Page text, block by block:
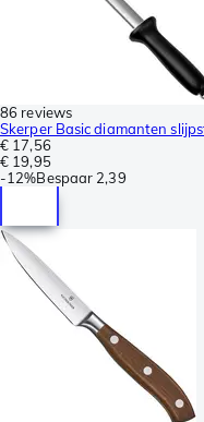
86 reviews
Skerper Basic diamanten
€ 17,56
€ 19,95
-12%Bespaar 2,39